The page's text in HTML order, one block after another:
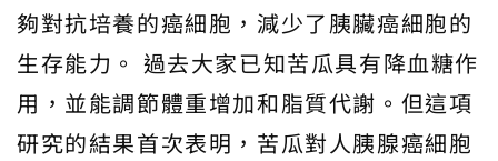
夠對抗培養的癌細胞，減少了胰臟癌細胞的
生存能力。 過去大家已知苦瓜具有降血糖作
用，並能調節體重增加和脂質代謝。但這項
研究的結果首次表明，苦瓜對人胰腺癌細胞